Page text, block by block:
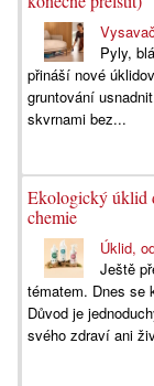
Pyly,
přináší nové
gruntování
skvrnami bez...
Ekologický úklid
chemie
Úklid,
Ještě
tématem. Dnes se
Důvod je
svého zdraví ani